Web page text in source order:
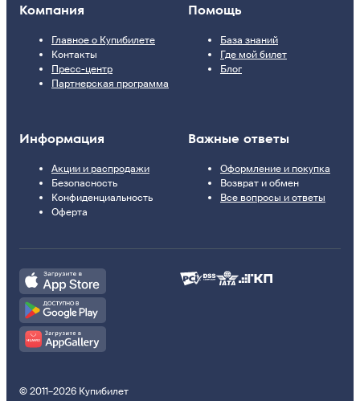
Компания
Главное о Купибилете
Контакты
Пресс-центр
Партнерская программа
Помощь
База знаний
Где мой билет
Блог
Информация
Акции и распродажи
Безопасность
Конфиденциальность
Оферта
Важные ответы
Оформление и покупка
Возврат и обмен
Все вопросы и ответы
© 2011–2026 Купибилет